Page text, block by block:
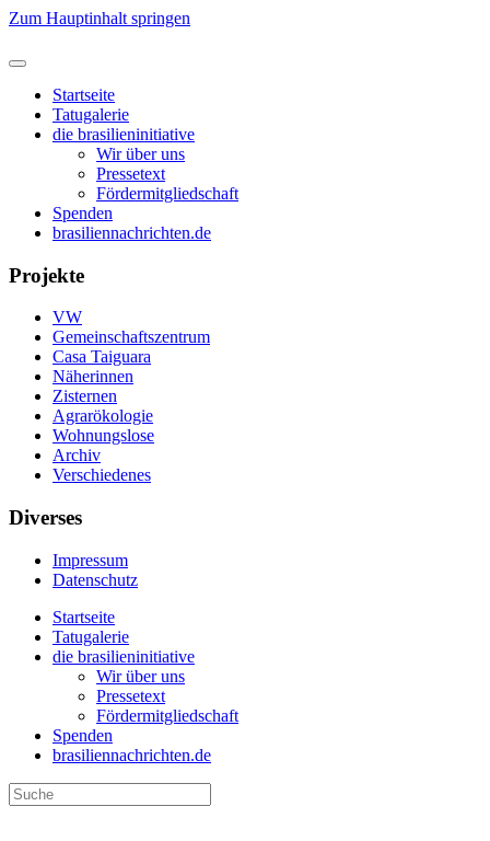
Zum Hauptinhalt springen
Startseite
Tatugalerie
die brasilieninitiative
Wir über uns
Pressetext
Fördermitgliedschaft
Spenden
brasiliennachrichten.de
Projekte
VW
Gemeinschaftszentrum
Casa Taiguara
Näherinnen
Zisternen
Agrarökologie
Wohnungslose
Archiv
Verschiedenes
Diverses
Impressum
Datenschutz
Startseite
Tatugalerie
die brasilieninitiative
Wir über uns
Pressetext
Fördermitgliedschaft
Spenden
brasiliennachrichten.de